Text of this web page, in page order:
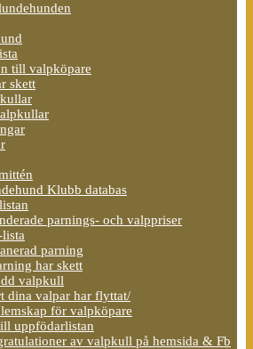
till valpköpare
skett
Klubb databas
parnings- och valppriser
parning
har skett
valpkull
dina valpar har flyttat/
för valpköpare
uppfödarlistan
av valpkull på hemsida & Fb